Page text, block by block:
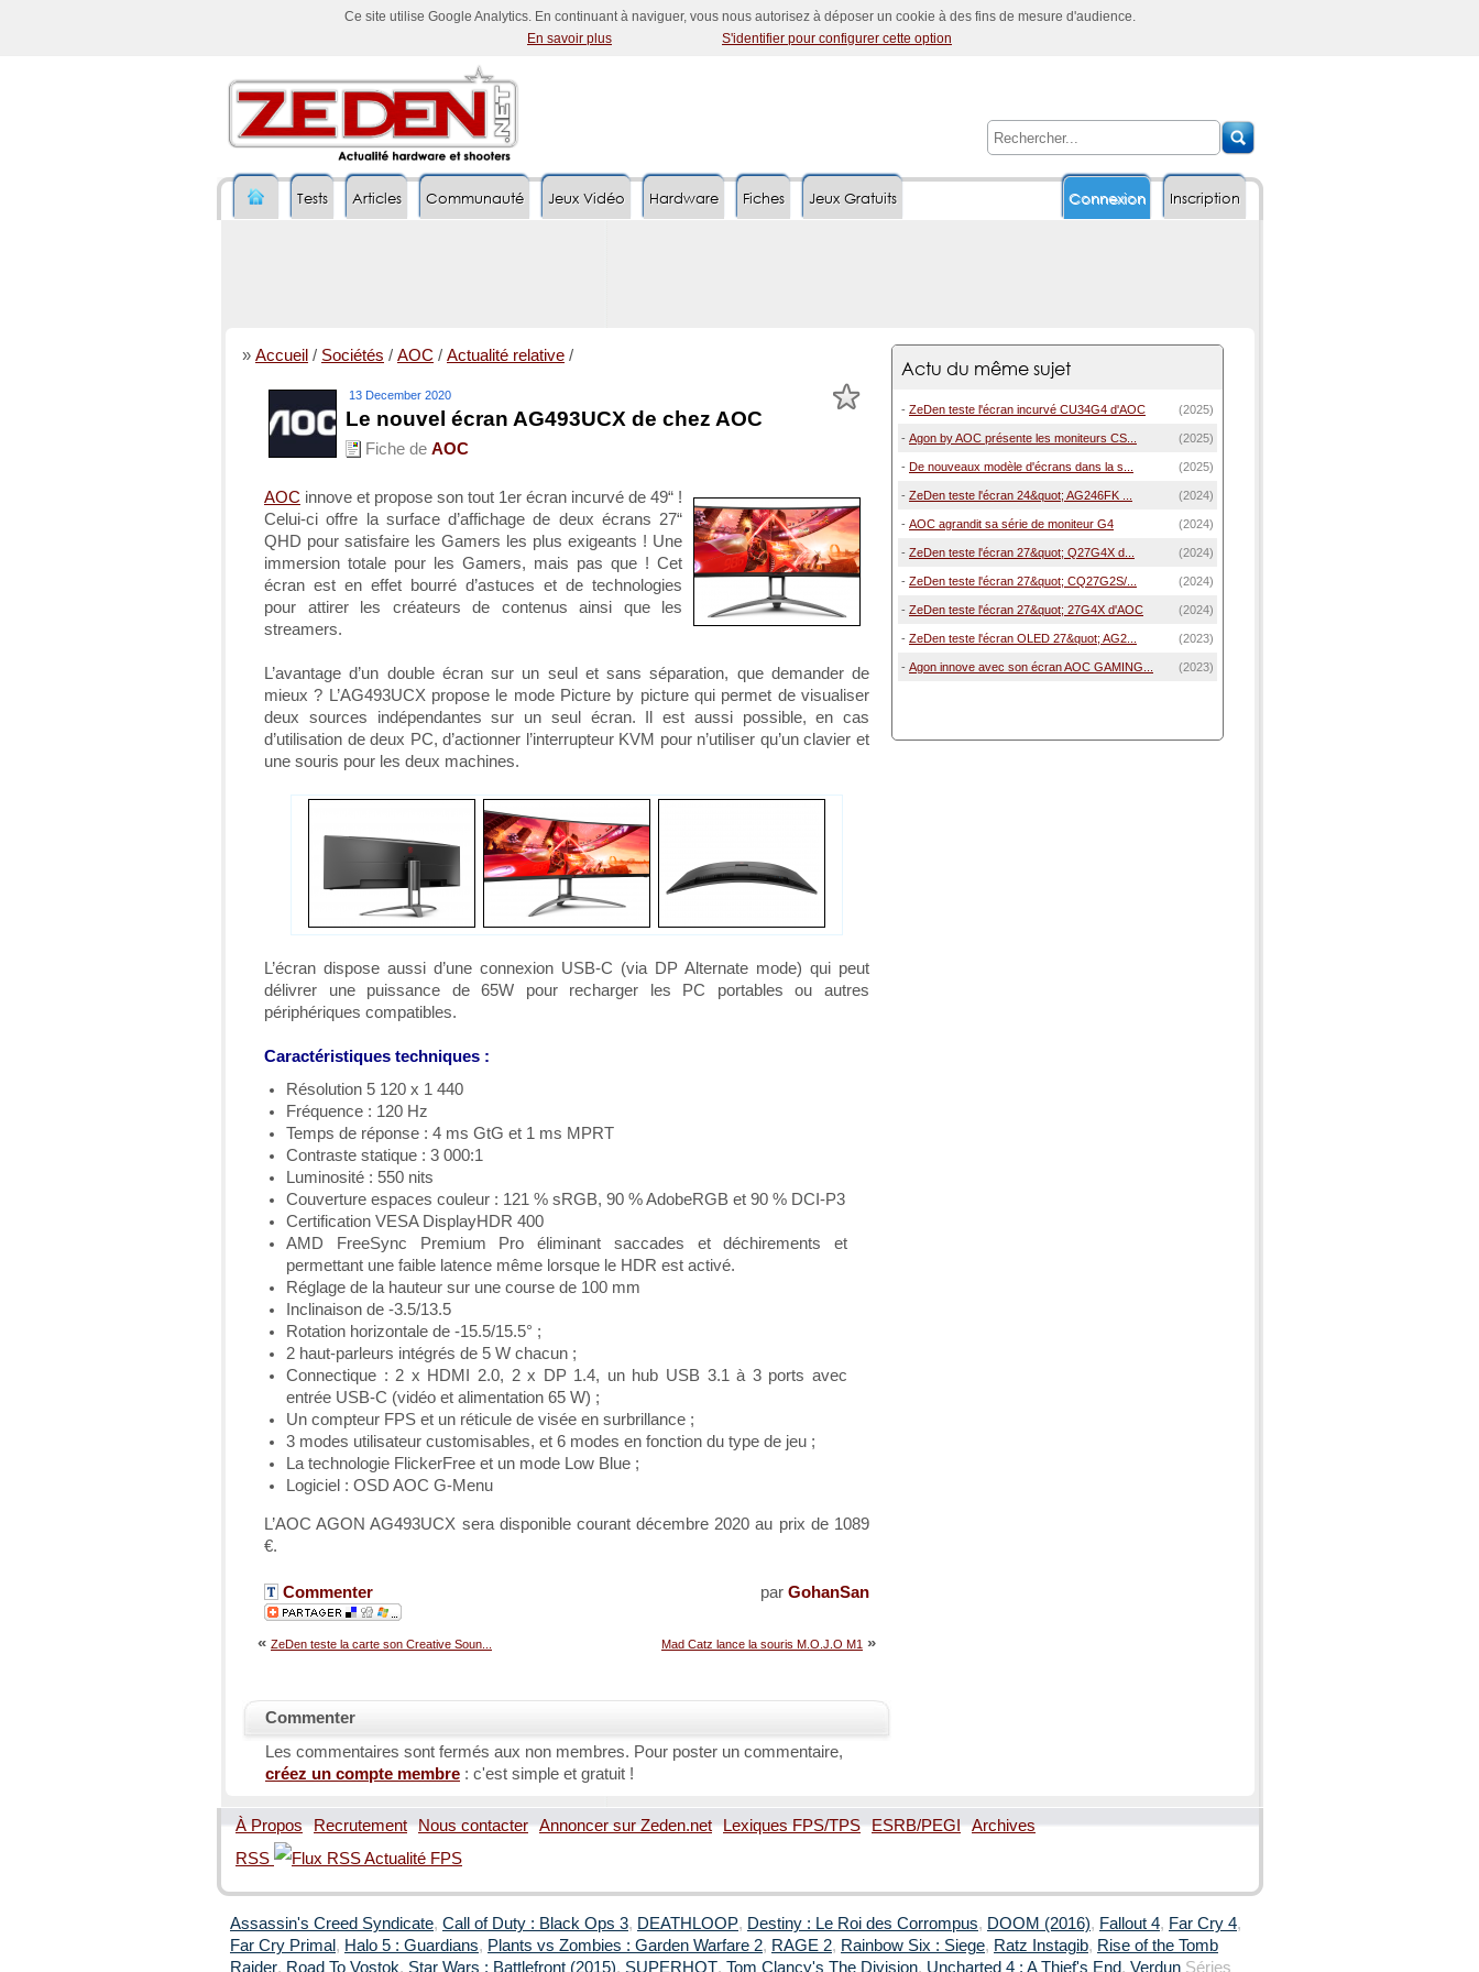
Ce site utilise Google Analytics. En continuant à naviguer, vous nous autorisez à déposer un cookie à des fins de mesure d'audience.
En savoir plus
S'identifier pour configurer cette option
Inscription
Tests Articles Communauté Jeux Vidéo Hardware Fiches Connexion
Jeux Gratuits
» Accueil / Sociétés / AOC / Actualité relative /
13 December 2020
Le nouvel écran AG493UCX de chez AOC
Fiche de AOC
AOC innove et propose son tout 1er écran incurvé de 49“ !
Celui-ci offre la surface d’affichage de deux écrans 27“
QHD pour satisfaire les Gamers les plus exigeants ! Une
immersion totale pour les Gamers, mais pas que ! Cet
écran est en effet bourré d’astuces et de technologies
pour attirer les créateurs de contenus ainsi que les
streamers.
L’avantage d’un double écran sur un seul et sans séparation, que demander de
mieux ? L’AG493UCX propose le mode Picture by picture qui permet de visualiser
deux sources indépendantes sur un seul écran. Il est aussi possible, en cas
d’utilisation de deux PC, d’actionner l’interrupteur KVM pour n’utiliser qu’un clavier et
une souris pour les deux machines.
L’écran dispose aussi d’une connexion USB-C (via DP Alternate mode) qui peut
délivrer une puissance de 65W pour recharger les PC portables ou autres
périphériques compatibles.
Caractéristiques techniques :
Résolution 5 120 x 1 440
Fréquence : 120 Hz
Temps de réponse : 4 ms GtG et 1 ms MPRT
Contraste statique : 3 000:1
Luminosité : 550 nits
Couverture espaces couleur : 121 % sRGB, 90 % AdobeRGB et 90 % DCI-P3
Certification VESA DisplayHDR 400
AMD FreeSync Premium Pro éliminant saccades et déchirements et
permettant une faible latence même lorsque le HDR est activé.
Réglage de la hauteur sur une course de 100 mm
Inclinaison de -3.5/13.5
Rotation horizontale de -15.5/15.5° ;
2 haut-parleurs intégrés de 5 W chacun ;
Connectique : 2 x HDMI 2.0, 2 x DP 1.4, un hub USB 3.1 à 3 ports avec
entrée USB-C (vidéo et alimentation 65 W) ;
Un compteur FPS et un réticule de visée en surbrillance ;
3 modes utilisateur customisables, et 6 modes en fonction du type de jeu ;
La technologie FlickerFree et un mode Low Blue ;
Logiciel : OSD AOC G-Menu
L’AOC AGON AG493UCX sera disponible courant décembre 2020 au prix de 1089
€.
par GohanSan
Commenter
Mad Catz lance la souris M.O.J.O M1 »
« ZeDen teste la carte son Creative Soun...
Commenter
Les commentaires sont fermés aux non membres. Pour poster un commentaire,
créez un compte membre : c'est simple et gratuit !
Actu du même sujet
- ZeDen teste l'écran incurvé CU34G4 d'AOC (2025)
- Agon by AOC présente les moniteurs CS... (2025)
- De nouveaux modèle d'écrans dans la s... (2025)
- ZeDen teste l'écran 24&quot; AG246FK ... (2024)
- AOC agrandit sa série de moniteur G4 (2024)
- ZeDen teste l'écran 27&quot; Q27G4X d... (2024)
- ZeDen teste l'écran 27&quot; CQ27G2S/... (2024)
- ZeDen teste l'écran 27&quot; 27G4X d'AOC (2024)
- ZeDen teste l'écran OLED 27&quot; AG2... (2023)
- Agon innove avec son écran AOC GAMING... (2023)
À Propos Recrutement Nous contacter Annoncer sur Zeden.net Lexiques FPS/TPS ESRB/PEGI
Archives
RSS
Assassin's Creed Syndicate, Call of Duty : Black Ops 3, DEATHLOOP, Destiny : Le Roi des Corrompus, DOOM (2016), Fallout 4, Far Cry 4,
Far Cry Primal , Halo 5 : Guardians, Plants vs Zombies : Garden Warfare 2, RAGE 2, Rainbow Six : Siege, Ratz Instagib, Rise of the Tomb
Raider, Road To Vostok, Star Wars : Battlefront (2015), SUPERHOT, Tom Clancy's The Division, Uncharted 4 : A Thief's End, Verdun Séries